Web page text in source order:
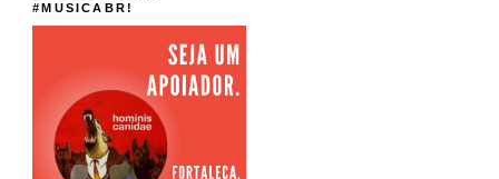
#MUSICABR!